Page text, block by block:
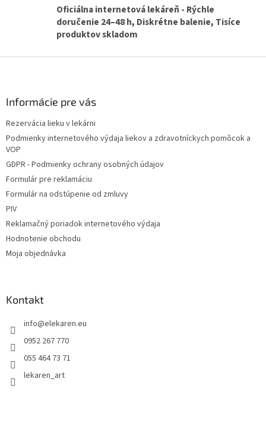
p
s
u
Oficiálna internetová lekáreň - Rýchle
doručenie 24–48 h, Diskrétne balenie, Tisíce
produktov skladom
Informácie pre vás
Rezervácia lieku v lekárni
Podmienky internetového výdaja liekov a zdravotníckych pomôcok a
VOP
GDPR - Podmienky ochrany osobných údajov
Formulár pre reklamáciu
Formulár na odstúpenie od zmluvy
PIV
Reklamačný poriadok internetového výdaja
Hodnotenie obchodu
Moja objednávka
Kontakt
info@elekaren.eu
0952 267 770
055 464 73 71
lekaren_art